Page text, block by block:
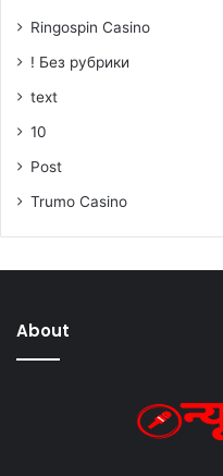
Ringospin Casino
! Без рубрики
text
10
Post
Trumo Casino
About